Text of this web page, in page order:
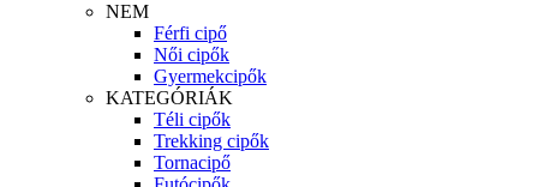
NEM
Férfi cipő
Női cipők
Gyermekcipők
KATEGÓRIÁK
Téli cipők
Trekking cipők
Tornacipő